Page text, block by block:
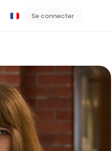
Se connecter